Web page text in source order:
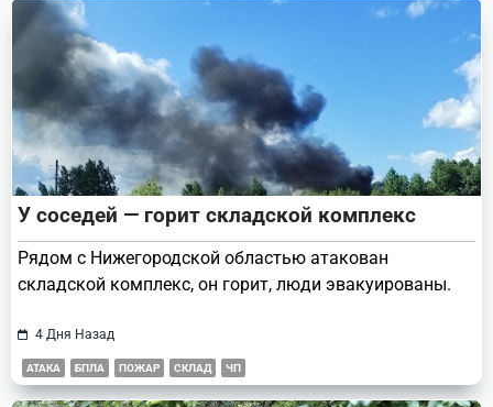
У соседей — горит складской комплекс
Рядом с Нижегородской областью атакован
складской комплекс, он горит, люди эвакуированы.
4 Дня Назад
АТАКА БПЛА ПОЖАР СКЛАД ЧП